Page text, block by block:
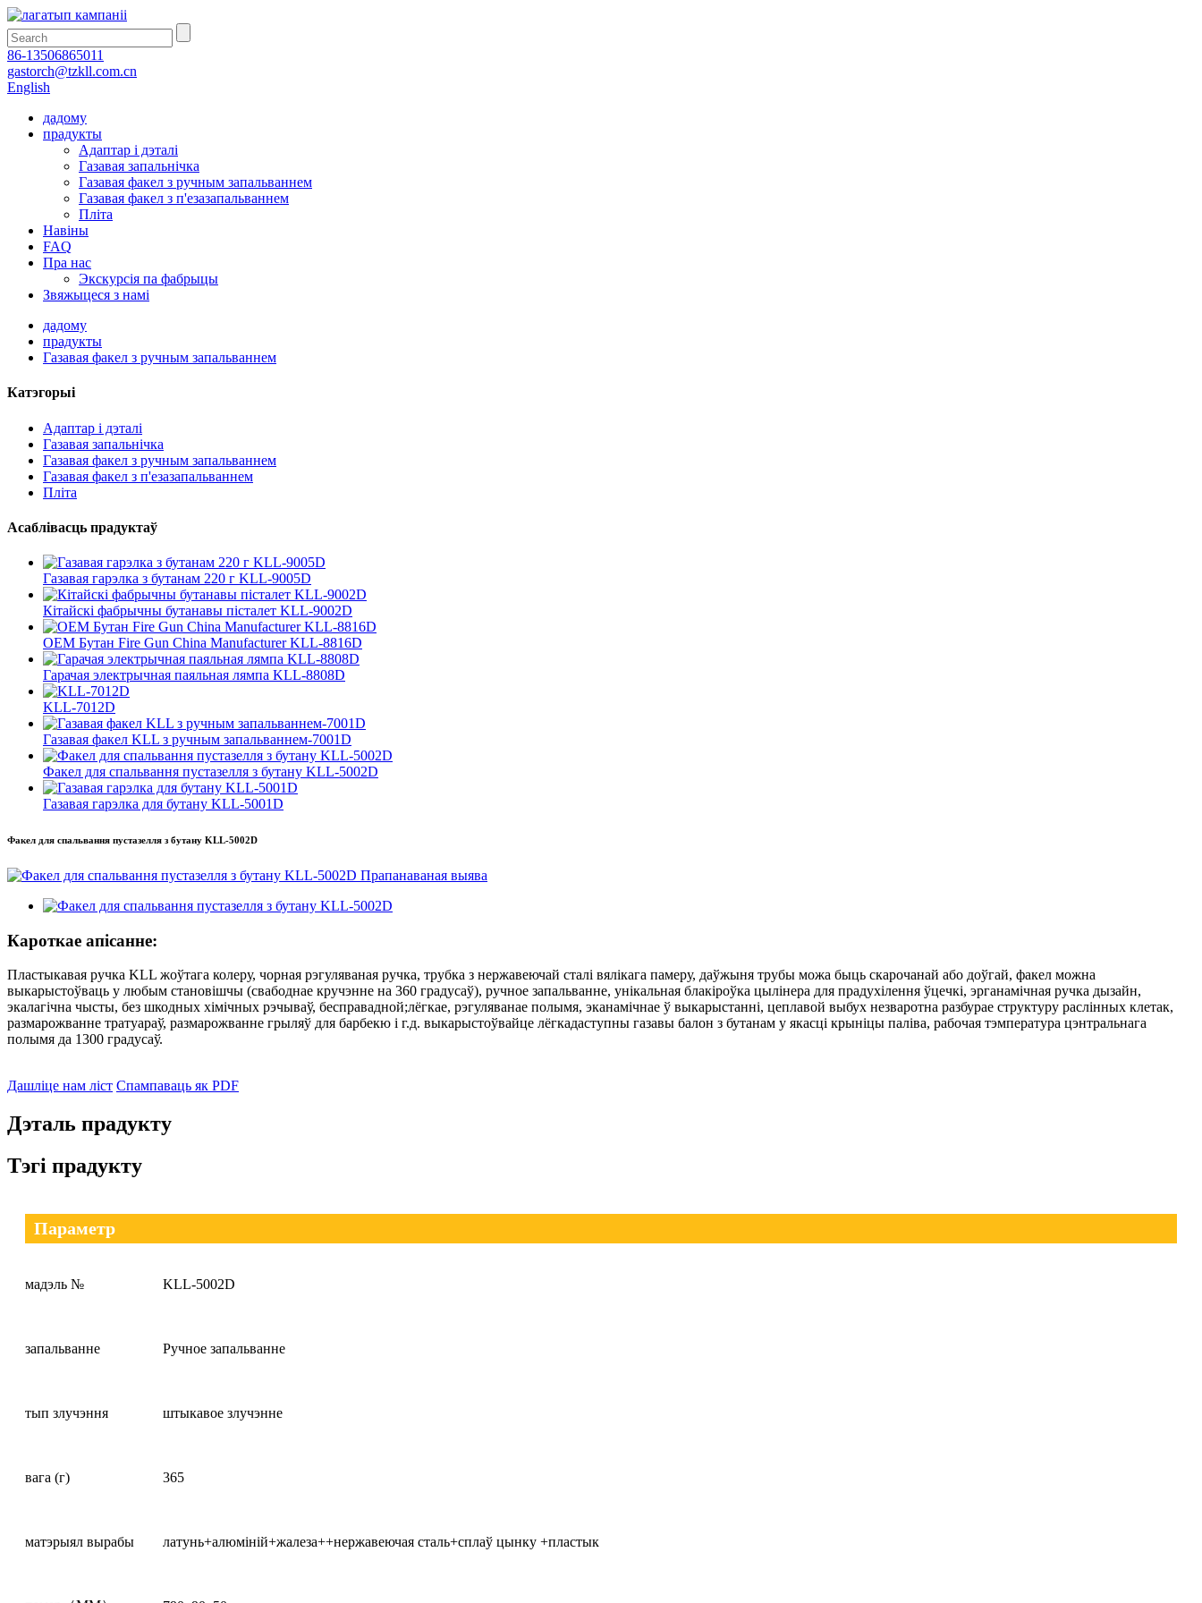
86-13506865011
gastorch@tzkll.com.cn
English
дадому
прадукты
Адаптар і дэталі
Газавая запальнічка
Газавая факел з ручным запальваннем
Газавая факел з п'езазапальваннем
Пліта
Навіны
FAQ
Пра нас
Экскурсія па фабрыцы
Звяжыцеся з намі
дадому
прадукты
Газавая факел з ручным запальваннем
Катэгорыі
Адаптар і дэталі
Газавая запальнічка
Газавая факел з ручным запальваннем
Газавая факел з п'езазапальваннем
Пліта
Асаблівасць прадуктаў
Газавая гарэлка з бутанам 220 г KLL-9005D
Кітайскі фабрычны бутанавы пісталет KLL-9002D
OEM Бутан Fire Gun China Manufacturer KLL-8816D
Гарачая электрычная паяльная лямпа KLL-8808D
KLL-7012D
Газавая факел KLL з ручным запальваннем-7001D
Факел для спальвання пустазелля з бутану KLL-5002D
Газавая гарэлка для бутану KLL-5001D
Факел для спальвання пустазелля з бутану KLL-5002D
Кароткае апісанне:
Пластыкавая ручка KLL жоўтага колеру, чорная рэгуляваная ручка, трубка з нержавеючай сталі вялікага памеру, даўжыня трубы можа быць скарочанай або доўгай, факел можна
выкарыстоўваць у любым становішчы (свабоднае кручэнне на 360 градусаў), ручное запальванне, унікальная блакіроўка цылінера для прадухілення ўцечкі, эрганамічная ручка дызайн,
экалагічна чысты, без шкодных хімічных рэчываў, бесправадной;лёгкае, рэгуляванае полымя, эканамічнае ў выкарыстанні, цеплавой выбух незваротна разбурае структуру раслінных клетак,
размарожванне тратуараў, размарожванне грыляў для барбекю і г.д. выкарыстоўвайце лёгкадаступны газавы балон з бутанам у якасці крыніцы паліва, рабочая тэмпература цэнтральнага
полымя да 1300 градусаў.
Дашліце нам ліст Спампаваць як PDF
Дэталь прадукту
Тэгі прадукту
Параметр
мадэль № KLL-5002D
запальванне Ручное запальванне
тып злучэння штыкавое злучэнне
вага (г) 365
матэрыял вырабы латунь+алюміній+жалеза++нержавеючая сталь+сплаў цынку +пластык